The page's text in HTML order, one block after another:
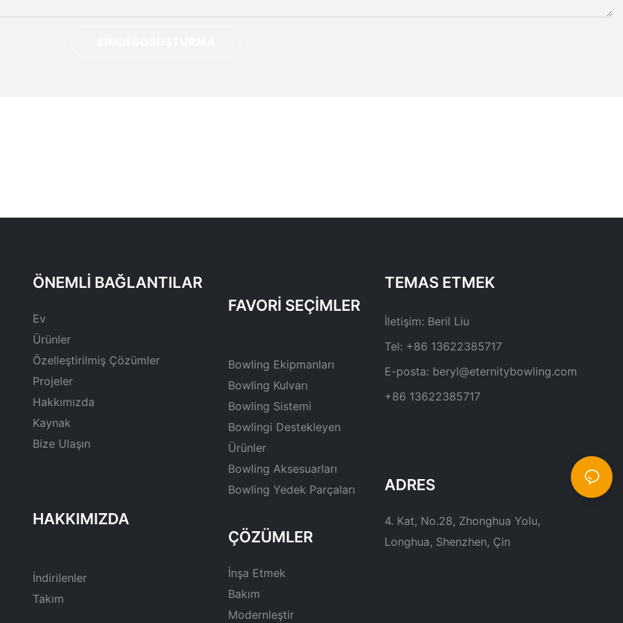
ÖNEMLI BAĞLANTILAR
Ev
Ürünler
Özelleştirilmiş Çözümler
Projeler
Hakkımızda
Kaynak
Bize Ulaşın
İndirilenler
Takım
FAVORI SEÇIMLER
Bowling Ekipmanları
Bowling Kulvarı
Bowling Sistemi
Bowlingi Destekleyen
Ürünler
Bowling Aksesuarları
Bowling Yedek Parçaları
ÇÖZÜMLER
İnşa Etmek
Bakım
Modernleştir
TEMAS ETMEK
İletişim: Beril Liu
Tel: +86 13622385717
E-posta: beryl@eternitybowling.com
+86 13622385717
ADRES
4. Kat, No.28, Zhonghua Yolu,
Longhua, Shenzhen, Çin